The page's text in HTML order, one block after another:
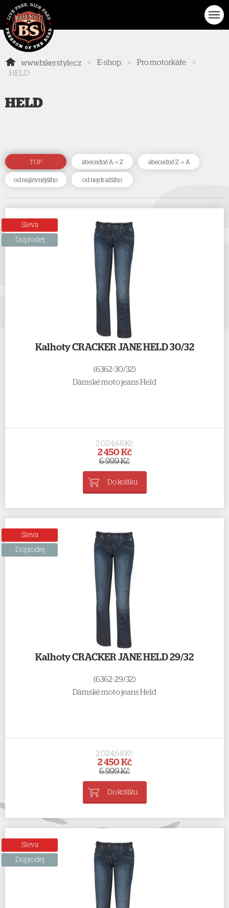
www.bikerstyle.cz > E-shop > Pro motorkáře
>
HELD
HELD
TOP abecedně A -> Z abecedně Z -> A
od nejlevnějšího od nejdražšího
Sleva
Doprodej
Kalhoty CRACKER JANE HELD 30/32
(6362-30/32)
Dámské moto jeans Held
2 024,68 Kč
2 450 Kč
6 999 Kč
Do košíku
Sleva
Doprodej
Kalhoty CRACKER JANE HELD 29/32
(6362-29/32)
Dámské moto jeans Held
2 024,68 Kč
2 450 Kč
6 999 Kč
Do košíku
Sleva
Doprodej